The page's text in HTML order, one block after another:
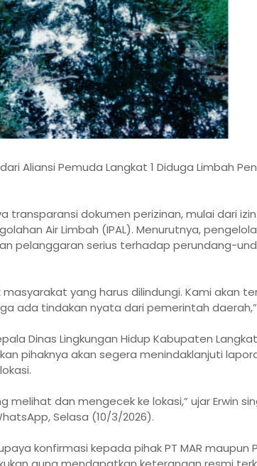
Aliansi Pemuda Langkat 1 Diduga Limbah
transparansi dokumen perizinan, mulai dari
Air Limbah (IPAL). Menurutnya,
pelanggaran serius terhadap perundang-
yang harus dilindungi. Kami akan
ada tindakan nyata dari pemerintah
Dinas Lingkungan Hidup Kabupaten
pihaknya akan segera menindaklanjuti
melihat dan mengecek ke lokasi,” ujar Erwin
Selasa (10/3/2026).
konfirmasi kepada pihak PT MAR maupun